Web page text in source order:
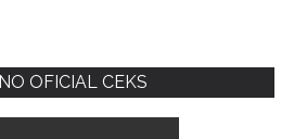
OFICIAL CEKS